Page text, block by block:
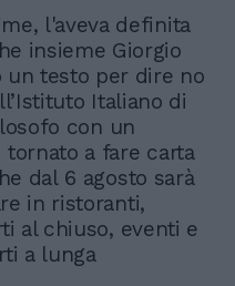
l'aveva definita
insieme Giorgio
un testo per dire no
Italiano di
con un
a fare carta
dal 6 agosto sarà
in ristoranti,
al chiuso, eventi e
a lunga